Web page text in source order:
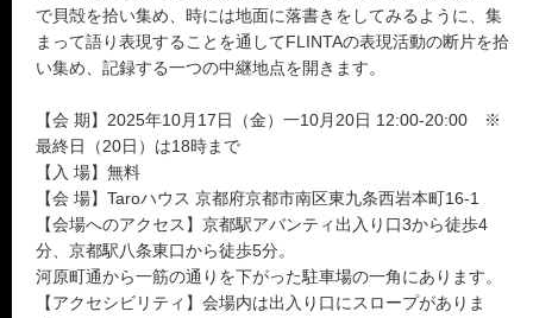
で貝殻を拾い集め、時には地面に落書きをしてみるように、集
まって語り表現することを通してFLINTAの表現活動の断片を拾
い集め、記録する一つの中継地点を開きます。
【会 期】2025年10月17日（金）一10月20日 12:00-20:00 ※
最終日（20日）は18時まで
【入 場】無料
【会 場】Taroハウス 京都府京都市南区東九条西岩本町16-1
【会場へのアクセス】京都駅アバンティ出入り口3から徒歩4
分、京都駅八条東口から徒歩5分。
河原町通から一筋の通りを下がった駐車場の一角にあります。
【アクセシビリティ】会場内は出入り口にスロープがありま